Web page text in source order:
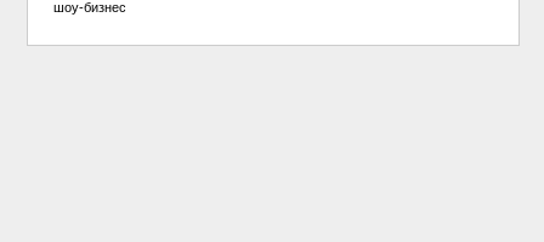
шоу-бизнес